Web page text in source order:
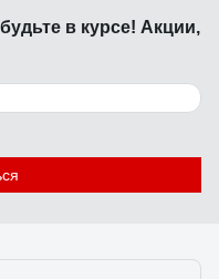
в курсе! Акции,